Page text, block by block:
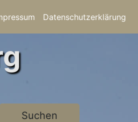
Datenschutzerklärung
Suchen